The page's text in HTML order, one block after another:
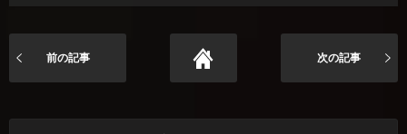
前の記事 次の記事